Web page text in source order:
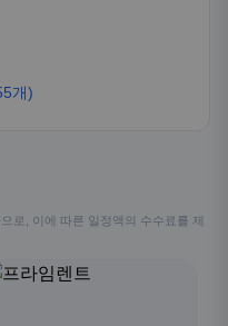
개)
로, 이에 따른 일정액의 수수료를 제